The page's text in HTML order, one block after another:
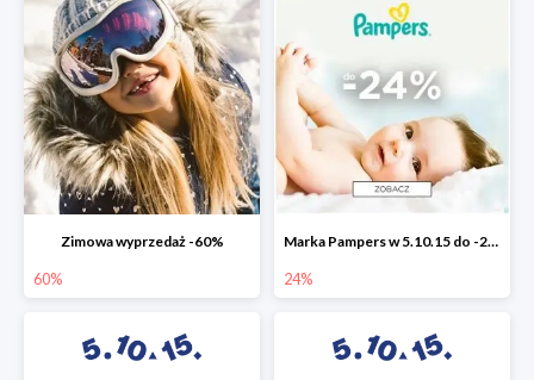
Zimowa wyprzedaż -60%
60%
Marka Pampers w 5.10.15 do -24%
24%